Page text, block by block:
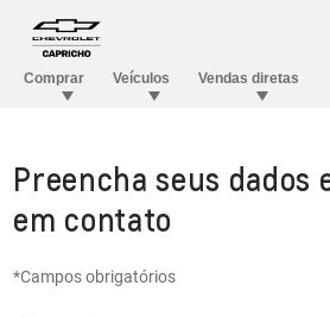
Preencha seus dados
em contato
*Campos obrigatórios